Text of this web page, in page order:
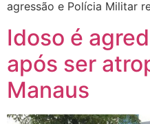
agressão e Polícia Militar
Idoso é
após ser
Manaus